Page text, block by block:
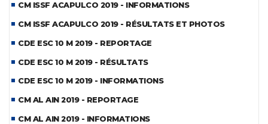
CM ISSF ACAPULCO 2019 - INFORMATIONS
CM ISSF ACAPULCO 2019 - RÉSULTATS ET PHOTOS
CDE ESC 10 M 2019 - REPORTAGE
CDE ESC 10 M 2019 - RÉSULTATS
CDE ESC 10 M 2019 - INFORMATIONS
CM AL AIN 2019 - REPORTAGE
CM AL AIN 2019 - INFORMATIONS